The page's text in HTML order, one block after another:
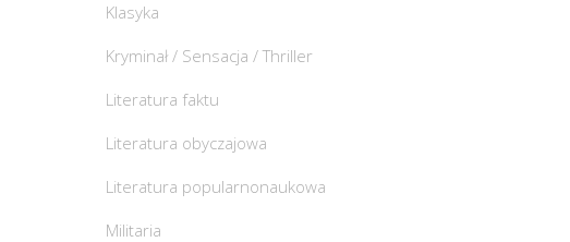
Klasyka
Kryminał / Sensacja / Thriller
Literatura faktu
Literatura obyczajowa
Literatura popularnonaukowa
Militaria